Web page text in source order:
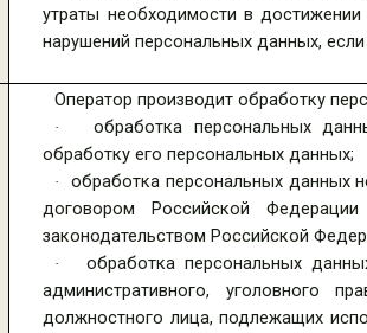
утраты необходимости в
нарушений персональных данных,
Оператор производит обработку
·
обработка персональных
обработку его персональных данных;
·
обработка персональных данных
договором Российской
законодательством Российской
· обработка персональных
административного, уголовного
должностного лица, подлежащих